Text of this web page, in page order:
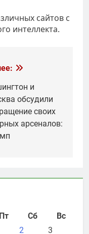
сайтов с
интеллекта.
и
обсудили
своих
арсеналов:
Пт Сб
Вс
2 3